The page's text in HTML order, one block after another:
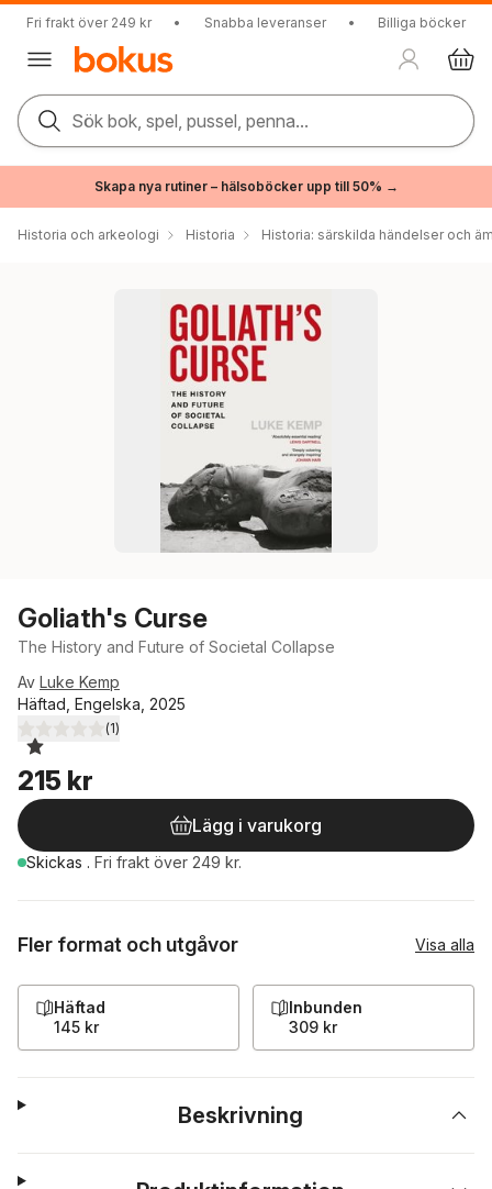
Fri frakt över 249 kr • Snabba leveranser • Billiga böcker
Sök bok, spel, pussel, penna...
Skapa nya rutiner – hälsoböcker upp till 50% →
Historia och arkeologi Historia Historia: särskilda händelser och
Goliath's Curse
The History and Future of Societal Collapse
Av Luke Kemp
Häftad, Engelska, 2025
1,0utav 5 stjärnor. Totalt antal röster:
(1)
215 kr
Lägg i varukorg
Skickas . Fri frakt över 249 kr.
Fler format och utgåvor Visa alla
Häftad
145 kr
Inbunden
309 kr
Beskrivning